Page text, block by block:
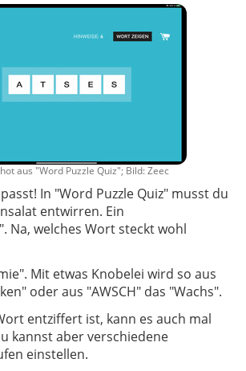
aus "Word Puzzle Quiz"; Bild: Zeec
In "Word Puzzle Quiz" musst du
entwirren. Ein
Na, welches Wort steckt wohl
Mit etwas Knobelei wird so aus
oder aus "AWSCH" das "Wachs".
entziffert ist, kann es auch mal
kannst aber verschiedene
einstellen.